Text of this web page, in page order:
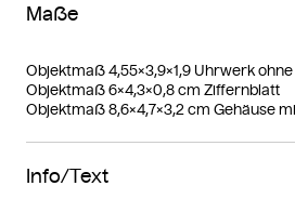
Maße
Objektmaß 4,55×3,9×1,9 Uhrwerk
Objektmaß 6×4,3×0,8 cm Ziffernblatt
Objektmaß 8,6×4,7×3,2 cm Gehäuse
Info/Text